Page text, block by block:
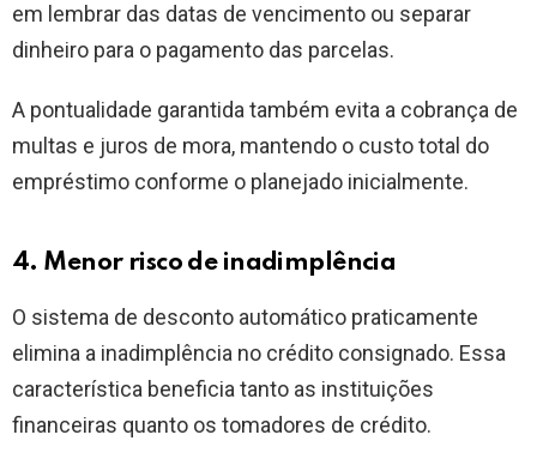
em lembrar das datas de vencimento ou separar
dinheiro para o pagamento das parcelas.
A pontualidade garantida também evita a cobrança de
multas e juros de mora, mantendo o custo total do
empréstimo conforme o planejado inicialmente.
4. Menor risco de inadimplência
O sistema de desconto automático praticamente
elimina a inadimplência no crédito consignado. Essa
característica beneficia tanto as instituições
financeiras quanto os tomadores de crédito.